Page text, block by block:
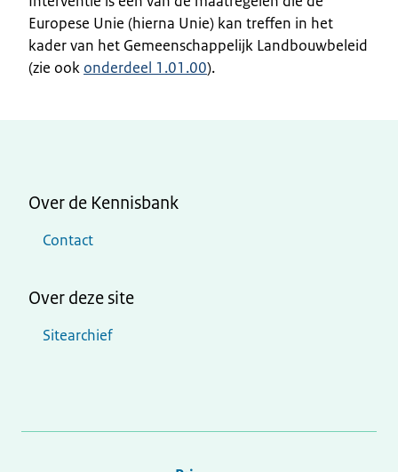
Europese Unie (hierna Unie) kan treffen in het
kader van het Gemeenschappelijk Landbouwbeleid
(zie ook onderdeel 1.01.00).
Over de Kennisbank
Contact
Over deze site
Sitearchief